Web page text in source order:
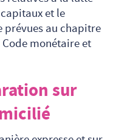
et le
au chapitre
monétaire et
sur